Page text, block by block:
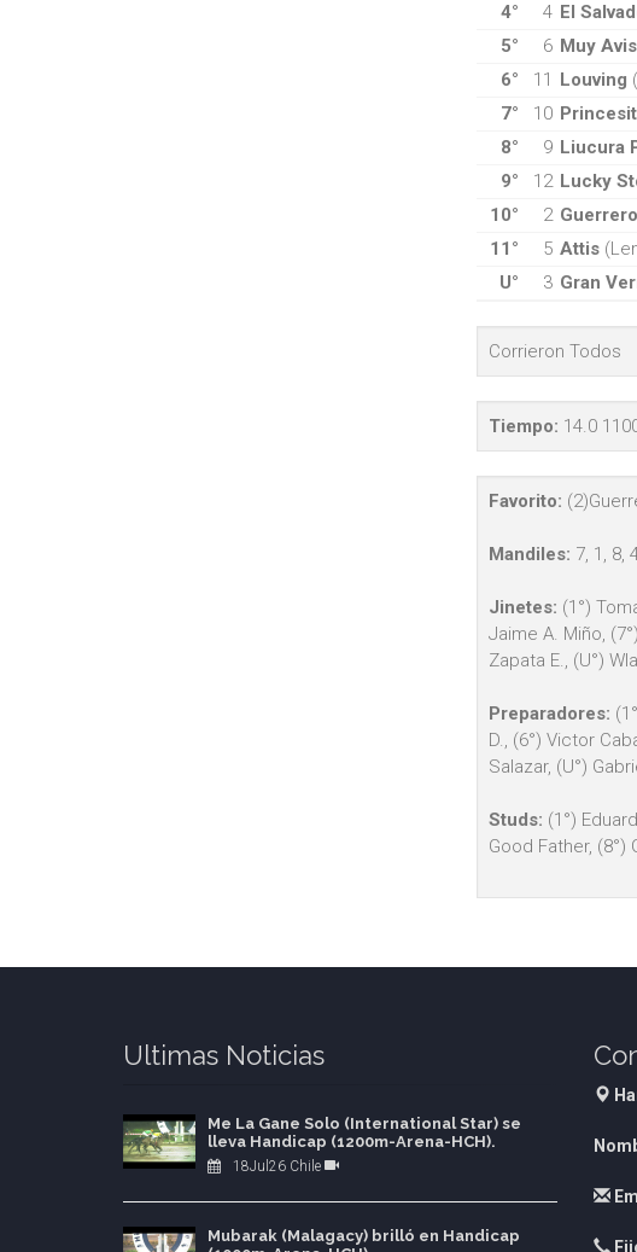
4°
4 El
5°
6 Muy
6°
11 Louving
7°
10
8°
9 Liucura
9°
12 Lucky
10°
2
11°
5 Attis
U°
3 Gran
Corrieron Todos
Tiempo: 14.0
Favorito:
Mandiles: 7, 1, 8,
Jinetes: (1°)
Jaime A. Miño,
Zapata E., (U°)
Preparadores:
D., (6°) Victor
Salazar, (U°)
Studs: (1°)
Good Father, (8°)
Ultimas Noticias
Me La Gane Solo (International Star) se
lleva Handicap (1200m-Arena-HCH).
18Jul26 Chile
Mubarak (Malagacy) brilló en Handicap